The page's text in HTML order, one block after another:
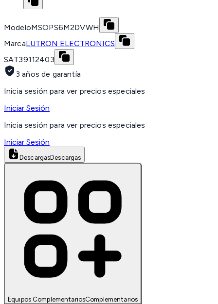
ModeloMSOPS6M2DVWH
MarcaLUTRON ELECTRONICS
SAT39112403
3 años de garantía
Inicia sesión para ver precios especiales
Iniciar Sesión
Inicia sesión para ver precios especiales
Iniciar Sesión
DescargasDescargas
Equipos ComplementariosComplementarios